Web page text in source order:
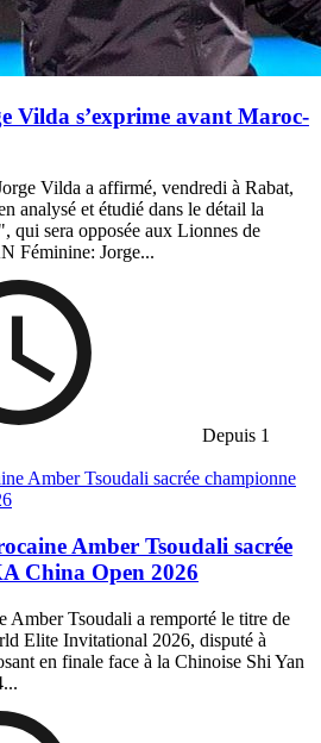
Vilda s’exprime avant Maroc-
Vilda a affirmé, vendredi à Rabat,
analysé et étudié dans le détail la
qui sera opposée aux Lionnes de
Féminine: Jorge...
Depuis 1
Amber Tsoudali sacrée
China Open 2026
Amber Tsoudali a remporté le titre de
Elite Invitational 2026, disputé à
en finale face à la Chinoise Shi Yan